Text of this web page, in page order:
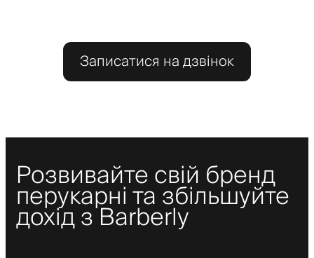
Записатися на дзвінок
Розвивайте свій бренд
перукарні та збільшуйте
дохід з Barberly